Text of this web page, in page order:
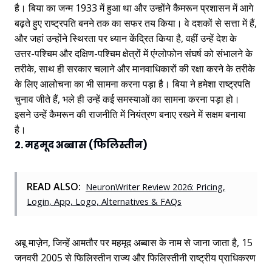
है। बिया का जन्म 1933 में हुआ था और उन्होंने कैमरून प्रशासन में आगे
बढ़ते हुए राष्ट्रपति बनने तक का सफर तय किया। वे दशकों से सत्ता में हैं,
और जहां उन्होंने स्थिरता पर ध्यान केंद्रित किया है, वहीं उन्हें देश के
उत्तर-पश्चिम और दक्षिण-पश्चिम क्षेत्रों में एंग्लोफोन संघर्ष को संभालने के
तरीके, साथ ही सरकार चलाने और मानवाधिकारों की रक्षा करने के तरीके
के लिए आलोचना का भी सामना करना पड़ा है। बिया ने हमेशा राष्ट्रपति
चुनाव जीते हैं, भले ही उन्हें कई समस्याओं का सामना करना पड़ा हो।
इसने उन्हें कैमरून की राजनीति में नियंत्रण बनाए रखने में सक्षम बनाया
है।
2. महमूद अब्बास (फिलिस्तीन)
READ ALSO: NeuronWriter Review 2026: Pricing,
Login, App, Logo, Alternatives & FAQs
अबू माज़ेन, जिन्हें आमतौर पर महमूद अब्बास के नाम से जाना जाता है, 15
जनवरी 2005 से फिलिस्तीन राज्य और फिलिस्तीनी राष्ट्रीय प्राधिकरण